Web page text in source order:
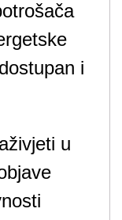
i
u